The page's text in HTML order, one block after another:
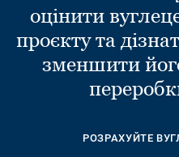
оцінити
проєкту та
зменшити
РОЗРАХУЙТЕ